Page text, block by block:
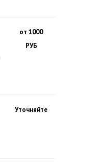
от 1000
РУБ
Уточняйте